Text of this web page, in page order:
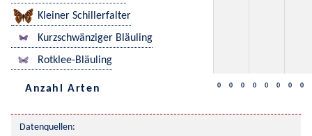
Kleiner Schillerfalter
Kurzschwänziger Bläuling
Rotklee-Bläuling
Anzahl Arten 0 0 0 0 0 0 0 0
Datenquellen: